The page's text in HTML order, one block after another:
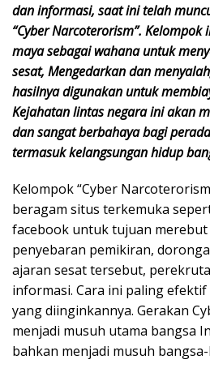
dan informasi, saat ini telah
“Cyber Narcoterorism”.
maya sebagai wahana untuk
sesat, Mengedarkan dan
hasilnya digunakan untuk
Kejahatan lintas negara ini akan
dan sangat berbahaya bagi
termasuk kelangsungan hidup
Kelompok “Cyber
beragam situs terkemuka
facebook untuk tujuan merebut
penyebaran pemikiran,
ajaran sesat tersebut,
informasi. Cara ini paling
yang diinginkannya. Gerakan
menjadi musuh utama bangsa
bahkan menjadi musuh